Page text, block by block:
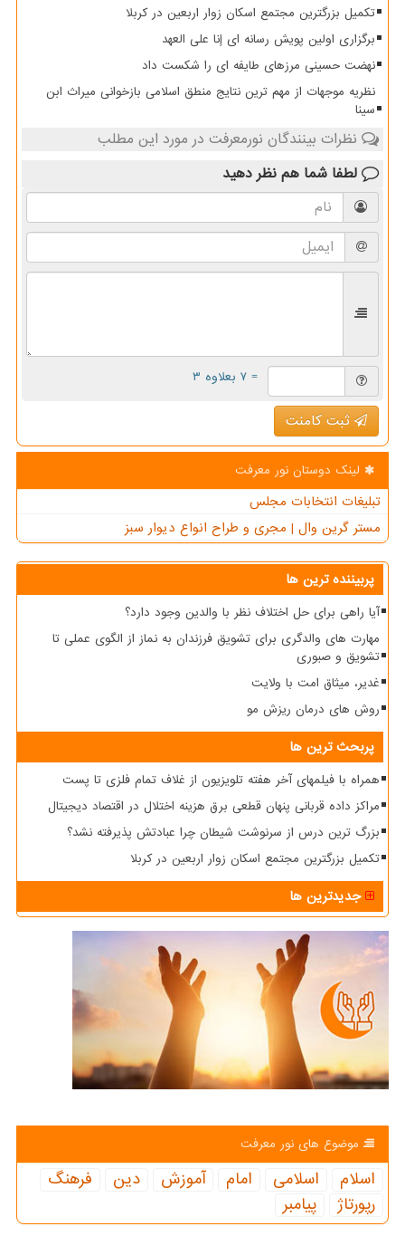
تکمیل بزرگترین مجتمع اسکان زوار اربعین در کربلا
برگزاری اولین پویش رسانه ای إنا علی العهد
نهضت حسینی مرزهای طایفه ای را شکست داد
نظریه موجهات از مهم ترین نتایج منطق اسلامی بازخوانی میراث ابن
سینا
نظرات بینندگان نورمعرفت در مورد این مطلب
لطفا شما هم نظر دهید
= ۷ بعلاوه ۳
ثبت کامنت
لینک دوستان نور معرفت
تبلیغات انتخابات مجلس
مستر گرین وال | مجری و طراح انواع دیوار سبز
پربیننده ترین ها
آیا راهی برای حل اختلاف نظر با والدین وجود دارد؟
مهارت های والدگری برای تشویق فرزندان به نماز از الگوی عملی تا
تشویق و صبوری
غدیر، میثاق امت با ولایت
روش های درمان ریزش مو
پربحث ترین ها
همراه با فیلمهای آخر هفته تلویزیون از غلاف تمام فلزی تا پست
مراکز داده قربانی پنهان قطعی برق هزینه اختلال در اقتصاد دیجیتال
بزرگ ترین درس از سرنوشت شیطان چرا عبادتش پذیرفته نشد؟
تکمیل بزرگترین مجتمع اسکان زوار اربعین در کربلا
جدیدترین ها
موضوع های نور معرفت
اسلام اسلامی امام آموزش دین
فرهنگ
رپورتاژ
پیامبر